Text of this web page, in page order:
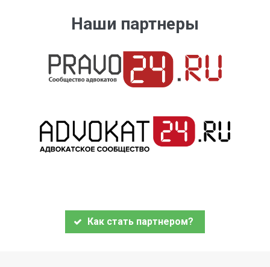
Наши партнеры
Как стать партнером?